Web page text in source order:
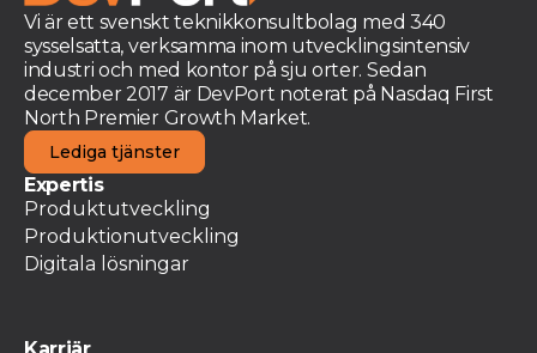
Vi är ett svenskt teknikkonsultbolag med 340
sysselsatta, verksamma inom utvecklingsintensiv
industri och med kontor på sju orter. Sedan
december 2017 är DevPort noterat på Nasdaq First
North Premier Growth Market.
Lediga tjänster
Expertis
Produktutveckling
Produktionutveckling
Digitala lösningar